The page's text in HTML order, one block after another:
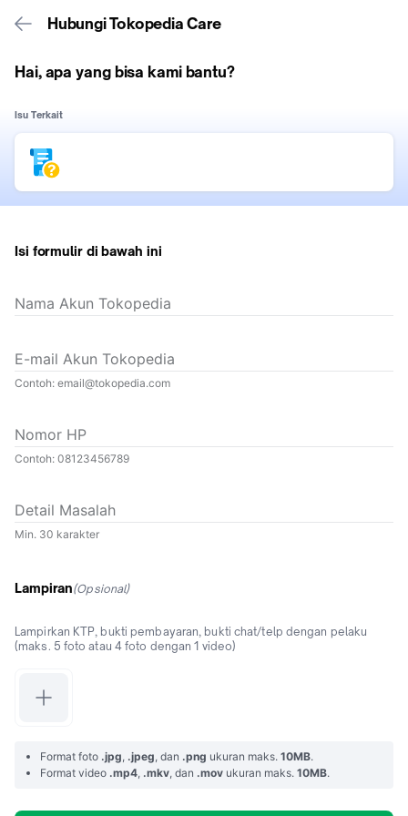
Hubungi Tokopedia Care
Hai, apa yang bisa kami bantu?
Isu Terkait
Isi formulir di bawah ini
Nama Akun Tokopedia
E-mail Akun Tokopedia
Contoh: email@tokopedia.com
Nomor HP
Contoh: 08123456789
Detail Masalah
Min. 30 karakter
Lampiran(Opsional)
Lampirkan KTP, bukti pembayaran, bukti chat/telp dengan pelaku
(maks. 5 foto atau 4 foto dengan 1 video)
Format foto .jpg, .jpeg, dan .png ukuran maks. 10MB.
Format video .mp4, .mkv, dan .mov ukuran maks. 10MB.